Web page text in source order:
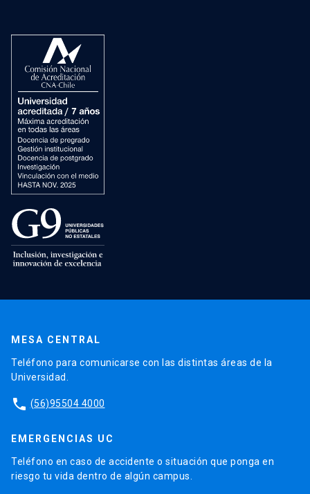
MESA CENTRAL
Teléfono para comunicarse con las distintas áreas de la
Universidad.
phone (56)95504 4000
EMERGENCIAS UC
Teléfono en caso de accidente o situación que ponga en
riesgo tu vida dentro de algún campus.